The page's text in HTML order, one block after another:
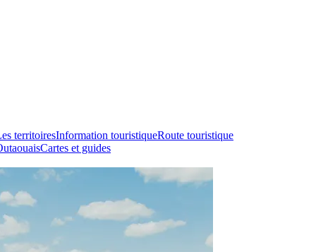
territoiresInformation touristiqueRoute touristique
Cartes et guides